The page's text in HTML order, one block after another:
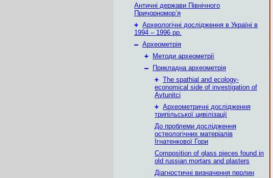
Античні держави Північного
Причорномор’я
+ Археологічні дослідження в Україні в
1994 – 1996 рр.
– Археометрія
+
Методи археометрії
–
Прикладна археометрія
+ The spathial and ecology-
economical side of investigation of
Avtunitci
+ Археометричні дослідження
трипільської цивілізації
До проблеми дослідження
остеологiчних матерiалiв
Iгнатенкової Гори
Composition of glass pieces found in
old russian mortars and plasters
Діагностичні визначення перлин